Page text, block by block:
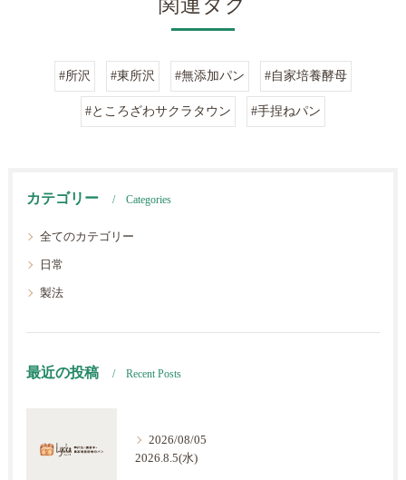
関連タグ
#所沢 #東所沢 #無添加パン #自家培養酵母
#ところざわサクラタウン #手捏ねパン
カテゴリー Categories
全てのカテゴリー
日常
製法
最近の投稿 Recent Posts
2026/08/05
2026.8.5(水)